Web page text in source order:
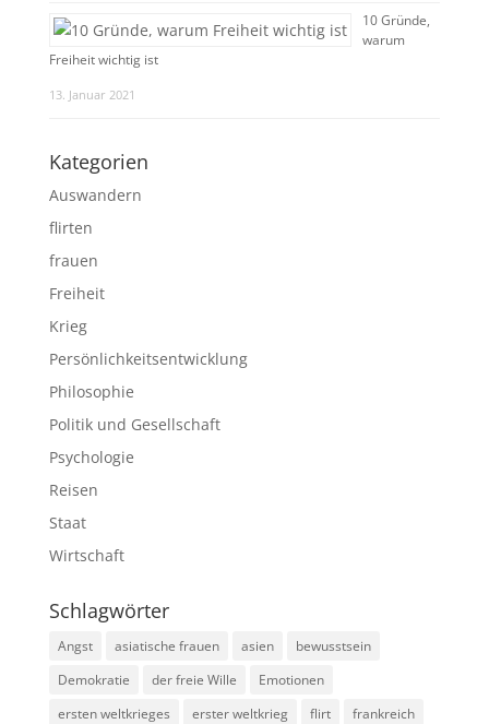
10 Gründe,
warum
Freiheit wichtig ist
13. Januar 2021
Kategorien
Auswandern
flirten
frauen
Freiheit
Krieg
Persönlichkeitsentwicklung
Philosophie
Politik und Gesellschaft
Psychologie
Reisen
Staat
Wirtschaft
Schlagwörter
Angst asiatische frauen asien
bewusstsein
Demokratie
der freie Wille
Emotionen
ersten weltkrieges
erster weltkrieg flirt
frankreich